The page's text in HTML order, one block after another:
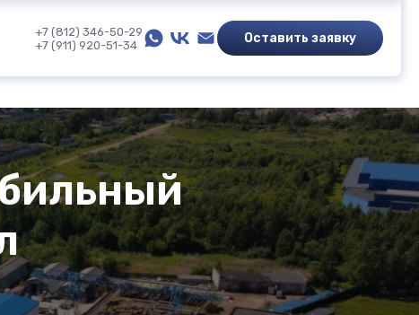
+7 (812) 346-50-29
+7 (911) 920-51-34
Оставить заявку